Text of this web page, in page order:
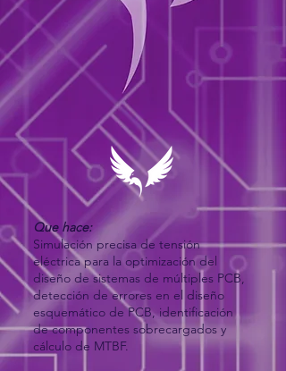
Que hace:
Simulación precisa de tensión
eléctrica para la optimización del
diseño de sistemas de múltiples PCB,
detección de errores en el diseño
esquemático de PCB, identificación
de componentes sobrecargados y
cálculo de MTBF.